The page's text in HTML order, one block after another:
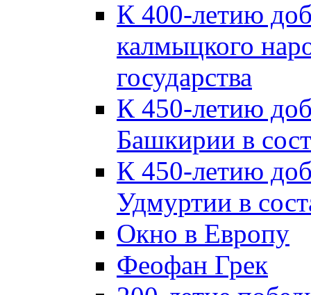
К 400-летию
калмыцкого
государства
К 450-летию
Башкирии в
К 450-летию
Удмуртии в
Окно в Европу
Феофан Грек